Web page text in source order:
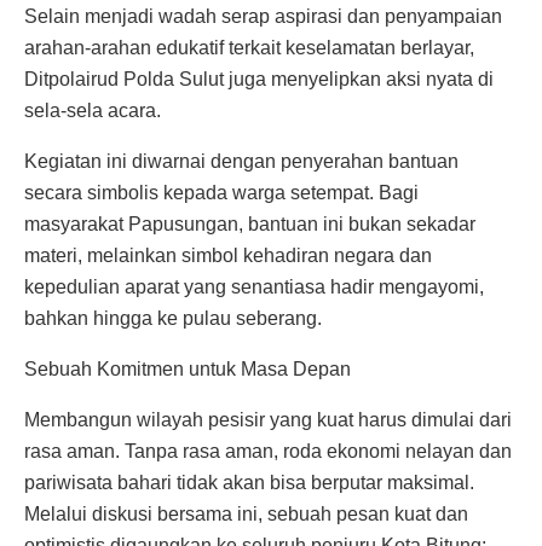
Selain menjadi wadah serap aspirasi dan penyampaian
arahan-arahan edukatif terkait keselamatan berlayar,
Ditpolairud Polda Sulut juga menyelipkan aksi nyata di
sela-sela acara.
Kegiatan ini diwarnai dengan penyerahan bantuan
secara simbolis kepada warga setempat. Bagi
masyarakat Papusungan, bantuan ini bukan sekadar
materi, melainkan simbol kehadiran negara dan
kepedulian aparat yang senantiasa hadir mengayomi,
bahkan hingga ke pulau seberang.
Sebuah Komitmen untuk Masa Depan
Membangun wilayah pesisir yang kuat harus dimulai dari
rasa aman. Tanpa rasa aman, roda ekonomi nelayan dan
pariwisata bahari tidak akan bisa berputar maksimal.
Melalui diskusi bersama ini, sebuah pesan kuat dan